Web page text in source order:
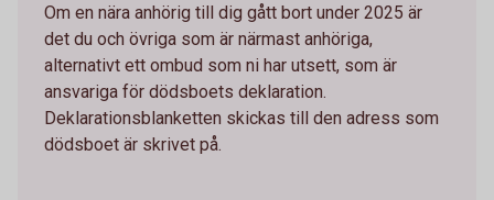
Om en nära anhörig till dig gått bort under 2025 är
det du och övriga som är närmast anhöriga,
alternativt ett ombud som ni har utsett, som är
ansvariga för dödsboets deklaration.
Deklarationsblanketten skickas till den adress som
dödsboet är skrivet på.